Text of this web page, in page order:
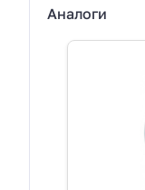
Аналоги